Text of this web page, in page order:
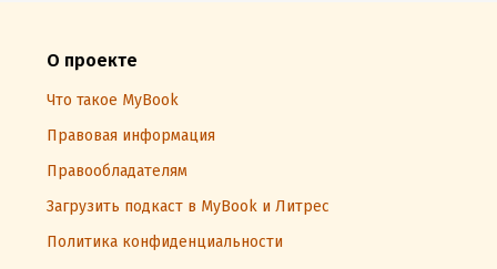
О проекте
Что такое MyBook
Правовая информация
Правообладателям
Загрузить подкаст в MyBook и Литрес
Политика конфиденциальности